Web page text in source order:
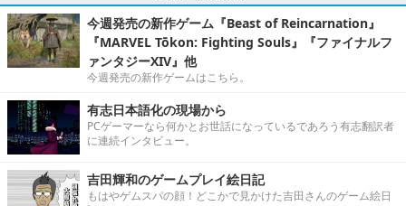
今週発売の新作ゲーム『Beast of Reincarnation』
『MARVEL Tōkon: Fighting Souls』『ファイナルフ
ァンタジーXIV』他
今週発売の新作ゲームはこちら。
有志日本語化の現場から
PCゲーマーなら何かとお世話になっているであろう有志翻訳者
に連続インタビュー。
吉田輝和のゲームプレイ絵日記
もはやゲムスパの顔！どこかで見かけた吉田さんのゲーム絵日